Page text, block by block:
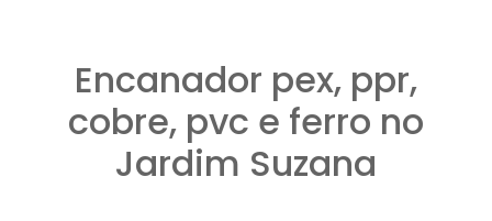
Encanador pex, ppr,
cobre, pvc e ferro no
Jardim Suzana